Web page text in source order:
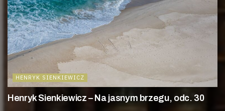
HENRYK SIENKIEWICZ
Henryk Sienkiewicz – Na jasnym brzegu, odc. 30